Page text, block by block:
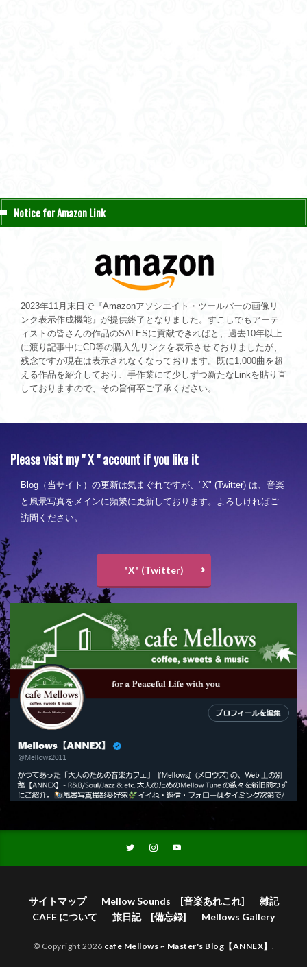
Notice for Amazon Link
2023年11月末日で『Amazonアソシエイト・ツールバーの画像リ
ンク表示作成機能』が提供終了となりました。すこしでもアーテ
ィストの皆さんの作品のSALESに貢献できればと、過去10年以上
に渡り記事中にCD等の購入先リンクを表示させておりましたが、
残念ですが現在は表示されなくなっております。既に1,000曲を超
える作品を紹介しており、手作業にて少しずつ新たなLinkを貼り直
しておりますので、その旨何卒ご了承ください。
Please visit my " X " account if you like it
Blog（当サイト）の更新は気まぐれですが、"X" (Twitter) は、音楽
と風景写真をメインに頻繁に更新しております。よろしければご
訪問ください。
"X" (Twitter)
サイトマップ Mellow Sounds [音楽あれこれ]
雑記
CAFE について
旅日記 [備忘録] Mellows Gallery
© Copyright 2026 cafe Mellows ~ Master's Blog【ANNEX】